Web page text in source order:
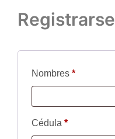
Registrarse
Nombres *
Cédula *